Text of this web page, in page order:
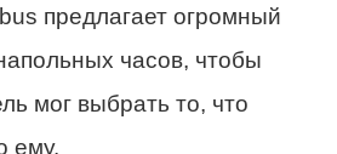
предлагает огромный
часов, чтобы
мог выбрать то, что
ему.